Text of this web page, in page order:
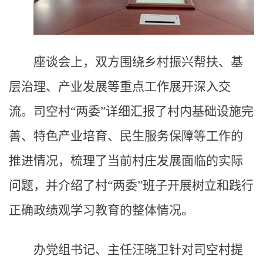
座谈会上，双方围绕乡村振兴帮扶、基
层治理、产业发展等重点工作展开深入交
流。司空村“两委”详细汇报了村内基础设施完
善、特色产业培育、民生服务保障等工作的
推进情况，梳理了当前村庄发展面临的实际
问题，并介绍了村“两委”班子开展树立和践行
正确政绩观学习教育的整体情况。
办党组书记、主任汪晓卫针对司空村提